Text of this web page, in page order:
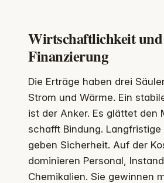
Wirtschaftlichkeit und
Finanzierung
Die Erträge haben drei
Strom und Wärme. Ein
ist der Anker. Es glättet den
schafft Bindung.
geben Sicherheit. Auf der
dominieren Personal,
Chemikalien. Sie gewinnen